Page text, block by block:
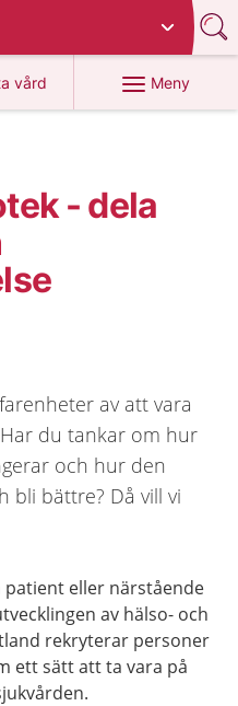
vård
1177.se
Meny
- dela
av att vara
du tankar om hur
och hur den
bli bättre? Då vill vi
eller närstående
av hälso- och
rekryterar personer
ett sätt att ta vara på